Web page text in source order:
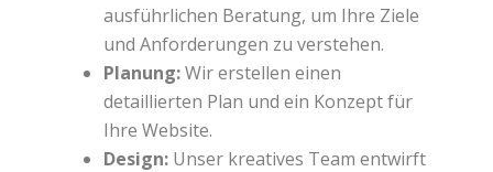
ausführlichen Beratung, um Ihre Ziele
und Anforderungen zu verstehen.
Planung:Wir erstellen einen
detaillierten Plan und ein Konzept für
Ihre Website.
Design: Unser kreatives Team entwirft